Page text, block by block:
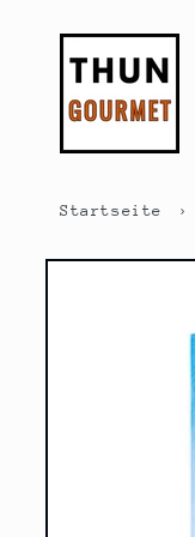
Startseite ›